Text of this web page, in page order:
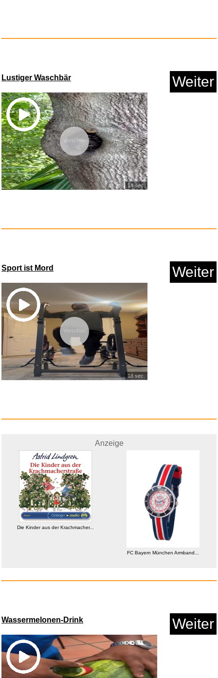
Auffangwanne Waschmaschine,
Wa...
Swiftswan Hard Carry Zipper
Sc...
Mit Blick aufs Meer: Roman - (...
Anzeige
FC Bayern München Armband...
Lustiger Waschbär Weiter
Vorschau
14 sec.
Sport ist Mord Weiter
Vorschau
18 sec.
Anzeige
Die Kinder aus der Krachmacher...
FC Bayern München Armband...
Wassermelonen-Drink Weiter